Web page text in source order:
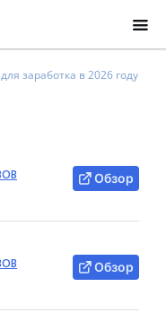
заработка в 2026 году
Обзор
Обзор